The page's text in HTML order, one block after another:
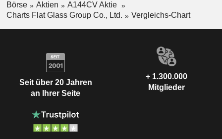
Börse Aktien
A144CV Aktie
Charts Flat Glass Group Co., Ltd.
Vergleichs-Chart
Seit über 20 Jahren
an Ihrer Seite
+ 1.300.000
Mitglieder